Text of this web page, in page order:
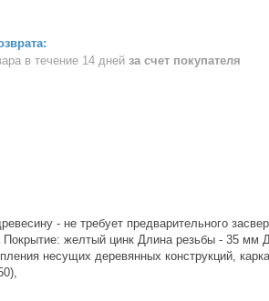
в течение 14 дней за счет покупателя
- не требует предварительного
Покрытие: желтый цинк Длина резьбы - 35
несущих деревянных конструкций,